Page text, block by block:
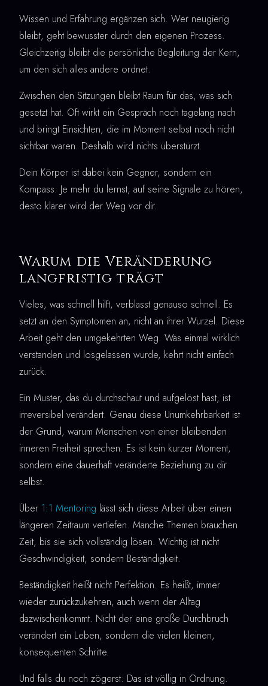
Wissen und Erfahrung ergänzen sich. Wer neugierig
bleibt, geht bewusster durch den eigenen Prozess.
Gleichzeitig bleibt die persönliche Begleitung der Kern,
um den sich alles andere ordnet.
Zwischen den Sitzungen bleibt Raum für das, was sich
gesetzt hat. Oft wirkt ein Gespräch noch tagelang nach
und bringt Einsichten, die im Moment selbst noch nicht
sichtbar waren. Deshalb wird nichts überstürzt.
Dein Körper ist dabei kein Gegner, sondern ein
Kompass. Je mehr du lernst, auf seine Signale zu hören,
desto klarer wird der Weg vor dir.
Warum die Veränderung
langfristig trägt
Vieles, was schnell hilft, verblasst genauso schnell. Es
setzt an den Symptomen an, nicht an ihrer Wurzel. Diese
Arbeit geht den umgekehrten Weg. Was einmal wirklich
verstanden und losgelassen wurde, kehrt nicht einfach
zurück.
Ein Muster, das du durchschaut und aufgelöst hast, ist
irreversibel verändert. Genau diese Unumkehrbarkeit ist
der Grund, warum Menschen von einer bleibenden
inneren Freiheit sprechen. Es ist kein kurzer Moment,
sondern eine dauerhaft veränderte Beziehung zu dir
selbst.
Über 1:1 Mentoring lässt sich diese Arbeit über einen
längeren Zeitraum vertiefen. Manche Themen brauchen
Zeit, bis sie sich vollständig lösen. Wichtig ist nicht
Geschwindigkeit, sondern Beständigkeit.
Beständigkeit heißt nicht Perfektion. Es heißt, immer
wieder zurückzukehren, auch wenn der Alltag
dazwischenkommt. Nicht der eine große Durchbruch
verändert ein Leben, sondern die vielen kleinen,
konsequenten Schritte.
Und falls du noch zögerst: Das ist völlig in Ordnung.